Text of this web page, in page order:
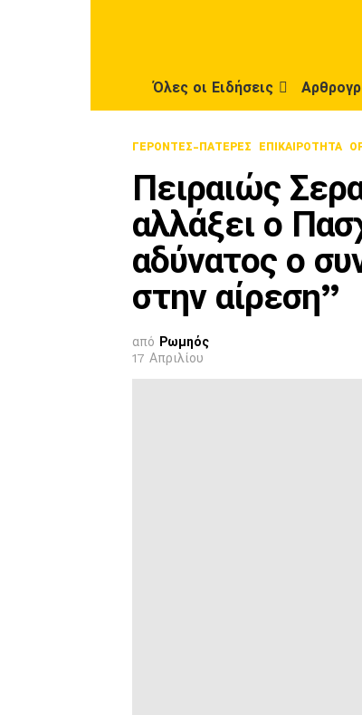
Όλες οι Ειδήσεις
ΓΕΡΟΝΤΕΣ-ΠΑΤΕΡΕΣ ΕΠΙΚΑΙΡΟΤΗΤΑ
Πειραιώς
αλλάξει ο
αδύνατος ο
στην αίρεση”
από Ρωμηός
17 Απριλίου